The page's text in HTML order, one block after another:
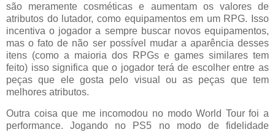
são meramente cosméticas e aumentam os valores de
atributos do lutador, como equipamentos em um RPG. Isso
incentiva o jogador a sempre buscar novos equipamentos,
mas o fato de não ser possível mudar a aparência desses
itens (como a maioria dos RPGs e games similares tem
feito) isso significa que o jogador terá de escolher entre as
peças que ele gosta pelo visual ou as peças que tem
melhores atributos.
Outra coisa que me incomodou no modo World Tour foi a
performance. Jogando no PS5 no modo de fidelidade